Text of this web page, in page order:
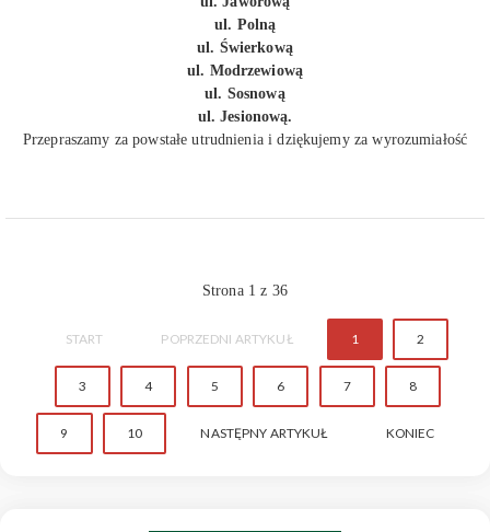
ul. Polną
ul. Świerkową
ul. Modrzewiową
ul. Sosnową
ul. Jesionową.
Przepraszamy za powstałe utrudnienia i dziękujemy za wyrozumiałość
Strona 1 z 36
START POPRZEDNI ARTYKUŁ 1 2
3 4 5 6 7 8
9 10 NASTĘPNY ARTYKUŁ KONIEC